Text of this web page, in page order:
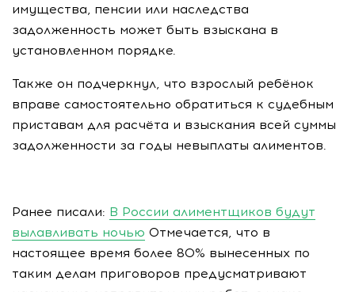
имущества, пенсии или наследства
задолженность может быть взыскана в
установленном порядке.
Также он подчеркнул, что взрослый ребёнок
вправе самостоятельно обратиться к судебным
приставам для расчёта и взыскания всей суммы
задолженности за годы невыплаты алиментов.
Ранее писали: В России алиментщиков будут
вылавливать ночью Отмечается, что в
настоящее время более 80% вынесенных по
таким делам приговоров предусматривают